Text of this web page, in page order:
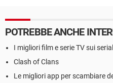
POTREBBE ANCHE
I migliori film e serie TV sui
Clash of Clans
Le migliori app per scambiare